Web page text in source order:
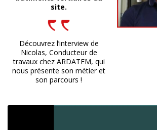
site.
Découvrez l’interview de
Nicolas, Conducteur de
travaux chez ARDATEM, qui
nous présente son métier et
son parcours !